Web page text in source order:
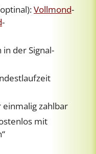
Vollmond-
-
in der Signal-
zahlbar
mit